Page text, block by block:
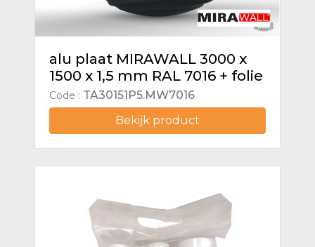
alu plaat MIRAWALL 3000 x
1500 x 1,5 mm RAL 7016 + folie
Code : TA30151P5.MW7016
Bekijk product